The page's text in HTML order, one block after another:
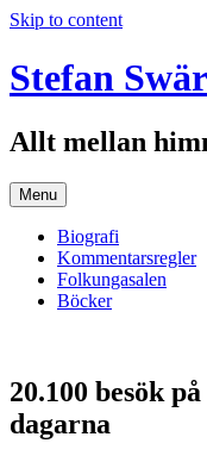
Skip to content
Stefan
Allt mellan
Menu
Biografi
Kommentarsregler
Folkungasalen
Böcker
20.100 besök
dagarna